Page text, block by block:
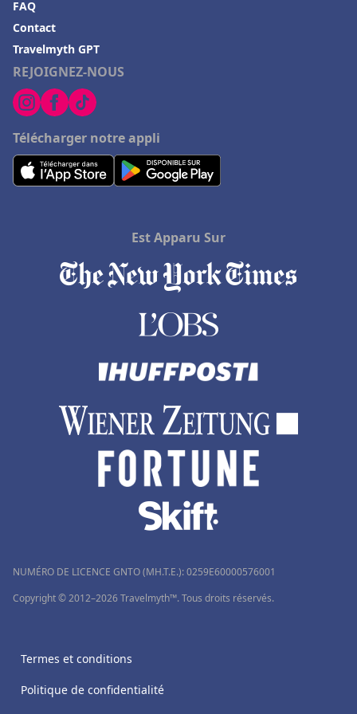
REJOIGNEZ-NOUS
Télécharger notre appli
FAQ
Contact
Travelmyth GPT
Est Apparu Sur
NUMÉRO DE LICENCE GNTO (MH.T.E.): 0259Ε60000576001
Copyright © 2012–2026 Travelmyth™. Tous droits réservés.
Termes et conditions
Politique de confidentialité